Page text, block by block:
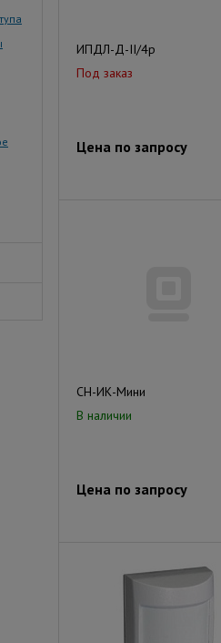
ИПДЛ-Д-II/4р
Под заказ
Цена по запросу
СН-ИК-Мини
В наличии
Цена по запросу